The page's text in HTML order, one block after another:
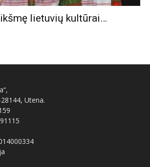
lietuvių kultūrai…
Utena.